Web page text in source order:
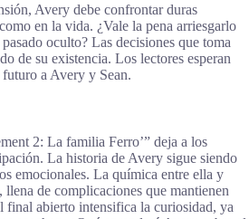
Avery debe confrontar duras
en la vida. ¿Vale la pena arriesgarlo
oculto? Las decisiones que toma
de su existencia. Los lectores esperan
a Avery y Sean.
2: La familia Ferro’” deja a los
La historia de Avery sigue siendo
emocionales. La química entre ella y
llena de complicaciones que mantienen
final abierto intensifica la curiosidad, ya